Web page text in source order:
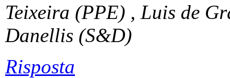
Teixeira (PPE) , Luis de
Danellis (S&D)
Risposta